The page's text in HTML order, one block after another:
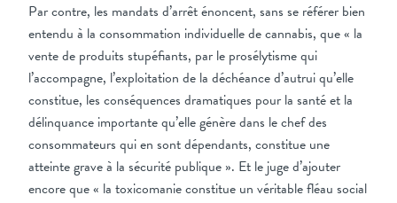
Par contre, les mandats d’arrêt énoncent, sans se référer bien
entendu à la consommation individuelle de cannabis, que « la
vente de produits stupéfiants, par le prosélytisme qui
l’accompagne, l’exploitation de la déchéance d’autrui qu’elle
constitue, les conséquences dramatiques pour la santé et la
délinquance importante qu’elle génère dans le chef des
consommateurs qui en sont dépendants, constitue une
atteinte grave à la sécurité publique ». Et le juge d’ajouter
encore que « la toxicomanie constitue un véritable fléau social